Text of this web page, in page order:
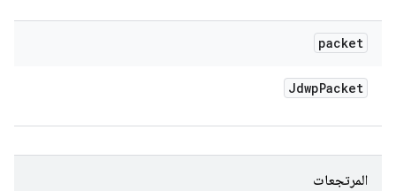
packet
JdwpPacket
المرتجعات